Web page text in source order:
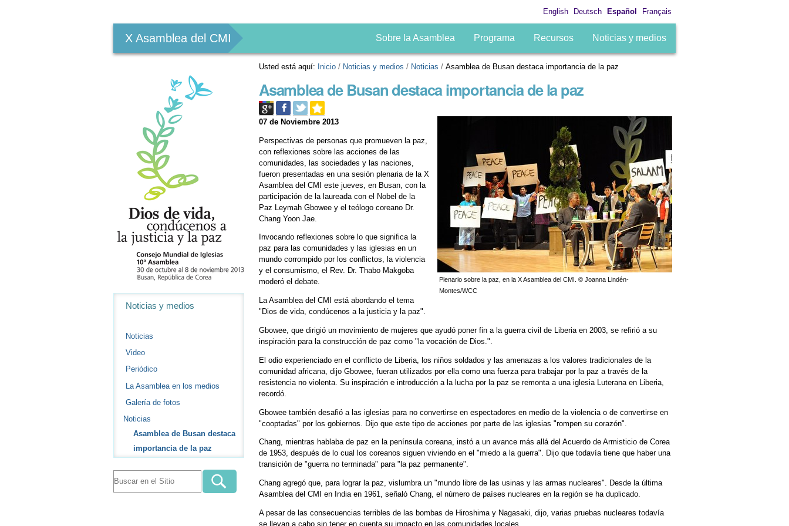
English Deutsch Español Français
X Asamblea del CMI Sobre la Asamblea Programa Recursos Noticias y medios
Usted está aquí: Inicio / Noticias y medios / Noticias /Asamblea de Busan destaca importancia de la paz
Asamblea de Busan destaca importancia de la paz
Plenario sobre la paz, en la X Asamblea del CMI. © Joanna Lindén-
Montes/WCC
07 de Noviembre 2013
Perspectivas de personas que promueven la paz,
con reflexiones sobre las acciones de las
comunidades, las sociedades y las naciones,
fueron presentadas en una sesión plenaria de la X
Asamblea del CMI este jueves, en Busan, con la
participación de la laureada con el Nobel de la
Paz Leymah Gbowee y el teólogo coreano Dr.
Chang Yoon Jae.
Invocando reflexiones sobre lo que significa la
paz para las comunidades y las iglesias en un
mundo corrompido por los conflictos, la violencia
y el consumismo, el Rev. Dr. Thabo Makgoba
moderó el debate.
La Asamblea del CMI está abordando el tema
"Dios de vida, condúcenos a la justicia y la paz".
Gbowee, que dirigió un movimiento de mujeres que ayudó poner fin a la guerra civil de Liberia en 2003, se refirió a su
inspiración para la construcción de paz como "la vocación de Dios.".
El odio experienciado en el conflicto de Liberia, los niños soldados y las amenazas a los valores tradicionales de la
comunidad africana, dijo Gbowee, fueran utilizados por ella como una fuerza para trabajar por la paz a través de la
resistencia no violenta. Su inspiración e introducción a la lucha por la paz se remonta a una iglesia Luterana en Liberia,
recordó.
Gbowee también desafió a las iglesias para no convertirse en espectadores en medio de la violencia o de convertirse en
"cooptadas" por los gobiernos. Dijo que este tipo de acciones por parte de las iglesias "rompen su corazón".
Chang, mientras hablaba de paz en la península coreana, instó a un avance más allá del Acuerdo de Armisticio de Corea
de 1953, después de lo cual los coreanos siguen viviendo en el "miedo a la guerra". Dijo que todavía tiene que haber una
transición de "guerra no terminada" para "la paz permanente".
Chang agregó que, para lograr la paz, vislumbra un "mundo libre de las usinas y las armas nucleares". Desde la última
Asamblea del CMI en India en 1961, señaló Chang, el número depaíses nucleares en la región se ha duplicado.
A pesar de las consecuencias terribles de las bombas de Hiroshima y Nagasaki, dijo, varias pruebas nucleares todavía
se llevan a cabo sin tener en cuenta su impacto en las comunidades locales.
Noticias y medios
Noticias
Video
Periódico
La Asamblea en los medios
Galería de fotos
Noticias
Asamblea de Busan destaca
importancia de la paz